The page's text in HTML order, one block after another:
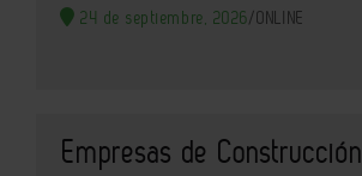
24 de septiembre, 2026/ONLINE
Empresas de Construcción